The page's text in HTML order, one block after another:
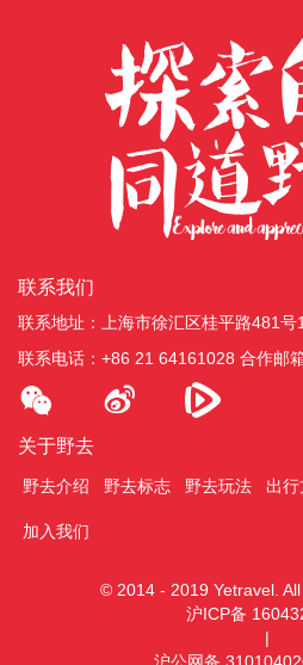
联系我们
联系地址：上海市徐汇区桂平路481号
联系电话：+86 21 64161028 合作邮
关于野去
野去介绍 野去标志 野去玩法 出
加入我们
© 2014 - 2019 Yetravel. All
沪ICP备
|